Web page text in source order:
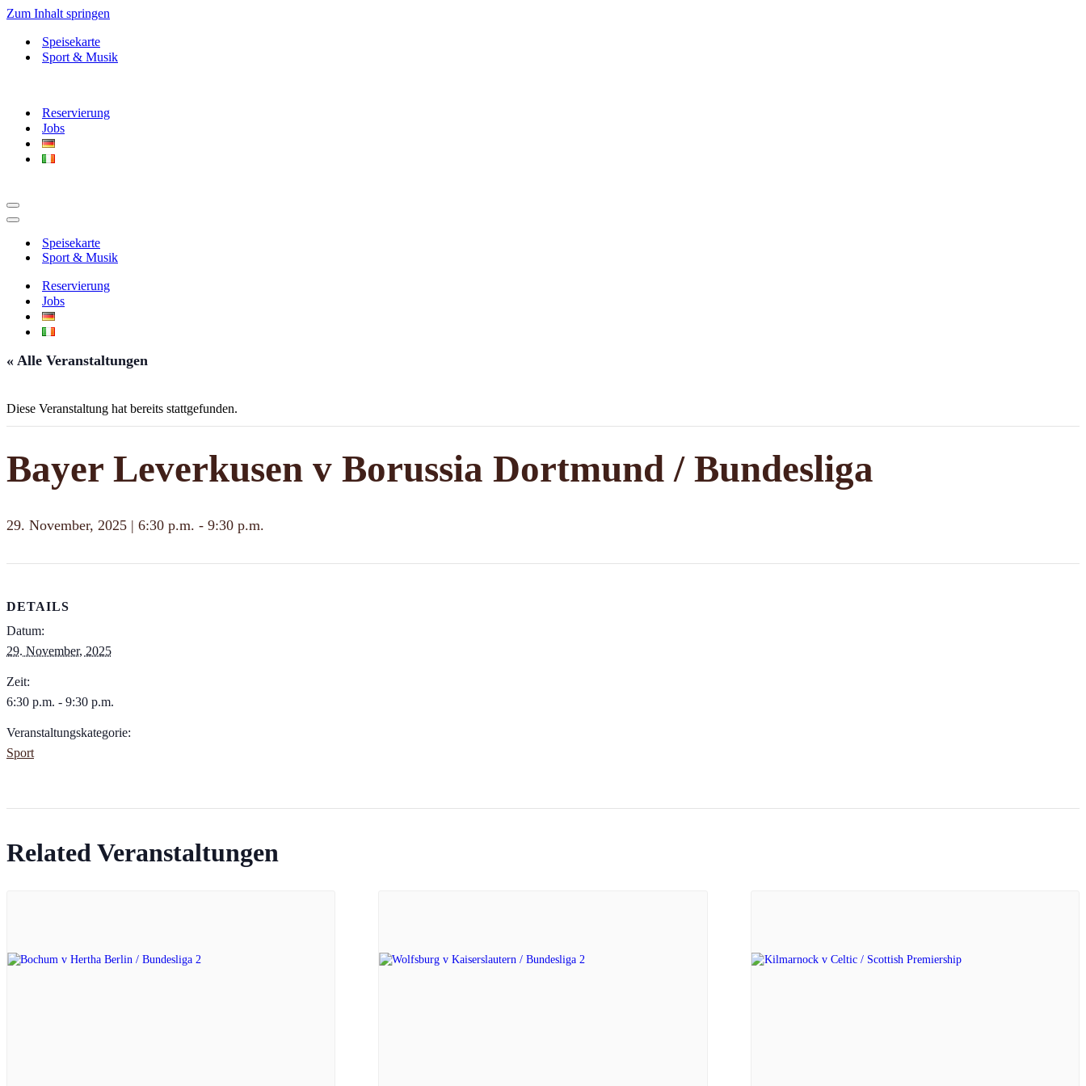
Zum Inhalt springen
Speisekarte
Sport & Musik
Reservierung
Jobs
Navigationsmenü
Navigationsmenü
Speisekarte
Sport & Musik
Reservierung
Jobs
« Alle Veranstaltungen
Diese Veranstaltung hat bereits stattgefunden.
Bayer Leverkusen v Borussia Dortmund / Bundesliga
29. November, 2025 | 6:30 p.m. - 9:30 p.m.
DETAILS
Datum:
29. November, 2025
Zeit:
6:30 p.m. - 9:30 p.m.
Veranstaltungskategorie:
Sport
Related Veranstaltungen